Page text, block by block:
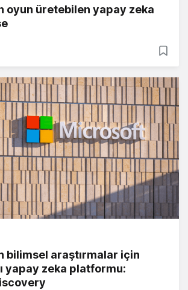
oyun üretebilen yapay zeka
bilimsel araştırmalar için
yapay zeka platformu: